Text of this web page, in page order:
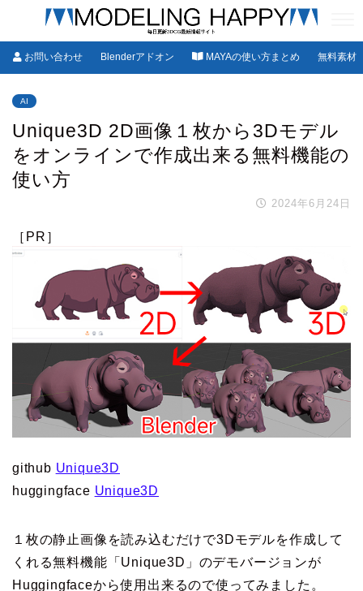
お問い合わせ Blenderアドオン MAYAの使い方まとめ 無料素材
AI
Unique3D 2D画像１枚から3Dモデル
をオンラインで作成出来る無料機能の
使い方
2024年6月24日
［PR］
github Unique3D
huggingface Unique3D
１枚の静止画像を読み込むだけで3Dモデルを作成して
くれる無料機能「Unique3D」のデモバージョンが
Huggingfaceから使用出来るので使ってみました。